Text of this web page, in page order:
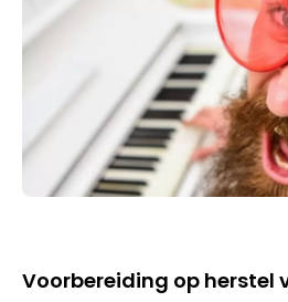
Voorbereiding op herstel